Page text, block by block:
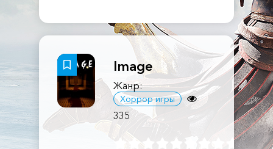
Image
Жанр:
Хоррор игры
335